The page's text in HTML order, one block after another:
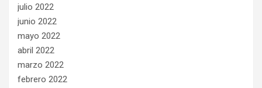
julio 2022
junio 2022
mayo 2022
abril 2022
marzo 2022
febrero 2022